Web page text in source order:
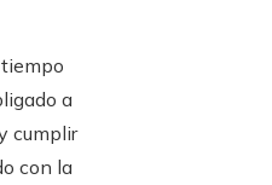
a
cumplir
con la